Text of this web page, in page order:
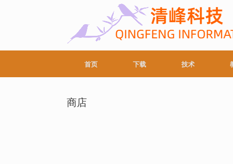
首页
下载 技术
商店